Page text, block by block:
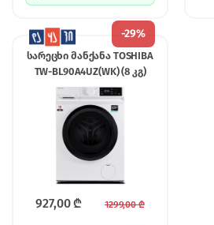
-29%
სარეცხი მანქანა TOSHIBA
TW-BL90A4UZ(WK) (8 კგ)
927,00₾ 1299,00₾